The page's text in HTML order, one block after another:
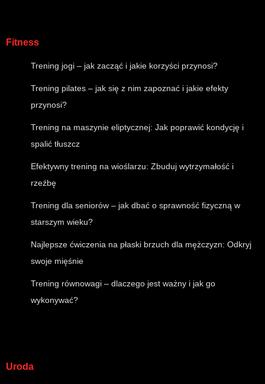
Fitness
Trening jogi – jak zacząć i jakie korzyści przynosi?
Trening pilates – jak się z nim zapoznać i jakie efekty
przynosi?
Trening na maszynie eliptycznej: Jak poprawić kondycję i
spalić tłuszcz
Efektywny trening na wioślarzu: Zbuduj wytrzymałość i
rzeźbę
Trening dla seniorów – jak dbać o sprawność fizyczną w
starszym wieku?
Najlepsze ćwiczenia na płaski brzuch dla mężczyzn: Odkryj
swoje mięśnie
Trening równowagi – dlaczego jest ważny i jak go
wykonywać?
Uroda